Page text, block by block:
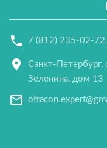
7 (812) 235-02-72,
Санкт-Петербург,
Зеленина, дом 13